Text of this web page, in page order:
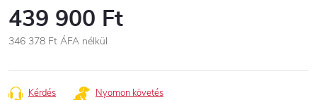
439 900 Ft
346 378 Ft ÁFA nélkül
Kérdés Nyomon követés